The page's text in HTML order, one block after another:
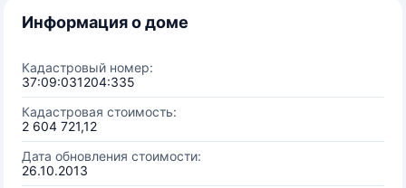
Информация о доме
Кадастровый номер:
37:09:031204:335
Кадастровая стоимость:
2 604 721,12
Дата обновления стоимости:
26.10.2013